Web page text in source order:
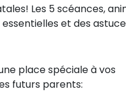
Les 5 scéances,
et des
place spéciale à vos
futurs parents: